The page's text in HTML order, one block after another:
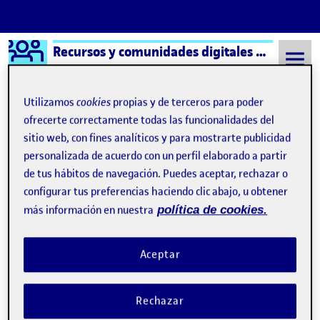
Saltar al contenido
Logo Ágora Recursos y comunidades digitales aula 1
Semestre 20212 - Aula 1 8 Mayo, 2022
8 Mayo, 2022
ActiUOC 3. Presencia en la red.
Publicado por
Nicolás Enrique Casey Pardo
Fecha de publicación8 mayo, 2022 9:04 am
comentario
El neologismo Egosurfing (un compuesto de Ego (gr. ‘yo’) y surf
(ing. ‘navegar por Internet’) es la práctica de buscar el propio
nombre en bases de datos, medios escritos, Internet y otros
documentos​ para comprobar la cantidad de información
Utilizamoscookies propias y de terceros para poder
ofrecerte correctamente todas las funcionalidades del
sitio web, con fines analíticos y para mostrarte publicidad
personalizada de acuerdo con un perfil elaborado a partir
de tus hábitos de navegación. Puedes aceptar, rechazar o
configurar tus preferencias haciendo clic abajo, u obtener
más información en nuestra política de cookies.
Rechazar
Aceptar